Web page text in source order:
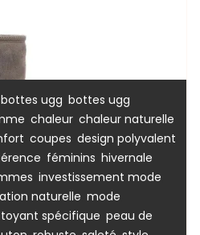
bottes ugg bottes ugg
chaleur chaleur naturelle
coupes design polyvalent
féminins hivernale
investissement mode
naturelle mode
spécifique peau de